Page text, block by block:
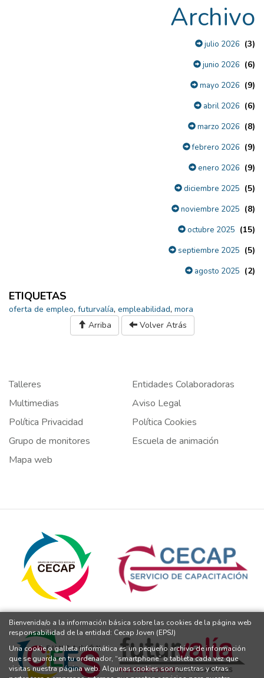
Archivo
julio 2026 (3)
junio 2026 (6)
mayo 2026 (9)
abril 2026 (6)
marzo 2026 (8)
febrero 2026 (9)
enero 2026 (9)
diciembre 2025 (5)
noviembre 2025 (8)
octubre 2025 (15)
septiembre 2025 (5)
agosto 2025 (2)
ETIQUETAS
oferta de empleo, futurvalía, empleabilidad, mora
Arriba
Volver Atrás
Talleres
Entidades Colaboradoras
Multimedias
Aviso Legal
Política Privacidad
Política Cookies
Grupo de monitores
Escuela de animación
Mapa web
Bienvenida/o a la información básica sobre las cookies de la página web
responsabilidad de la entidad: Cecap Joven (EPSJ)
Una cookie o galleta informática es un pequeño archivo de información
que se guarda en tu ordenador, “smartphone” o tableta cada vez que
visitas nuestra página web. Algunas cookies son nuestras y otras